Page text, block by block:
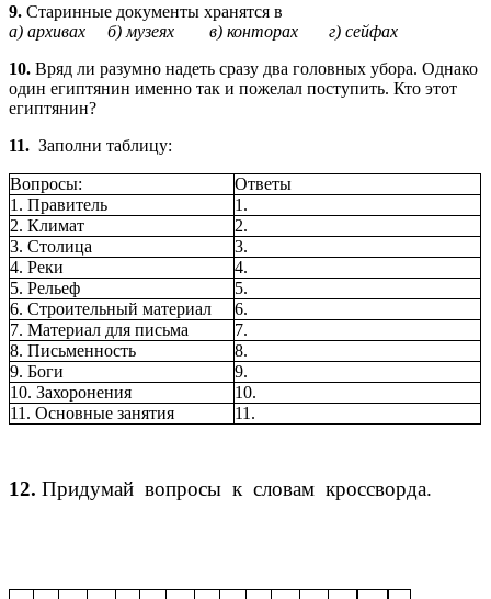
9. Старинные документы хранятся в
а) архивах б) музеях в) конторах г) сейфах
10. Вряд ли разумно надеть сразу два головных убора. Однако
один египтянин именно так и пожелал поступить. Кто этот
египтянин?
11. Заполни таблицу:
Вопросы:
Ответы
1. Правитель
1.
2. Климат
2.
3. Столица
3.
4. Реки
4.
5. Рельеф
5.
6. Строительный материал
6.
7. Материал для письма
7.
8. Письменность
8.
9. Боги
9.
10. Захоронения
10.
11. Основные занятия
11.
12. Придумай вопросы к словам кроссворда.